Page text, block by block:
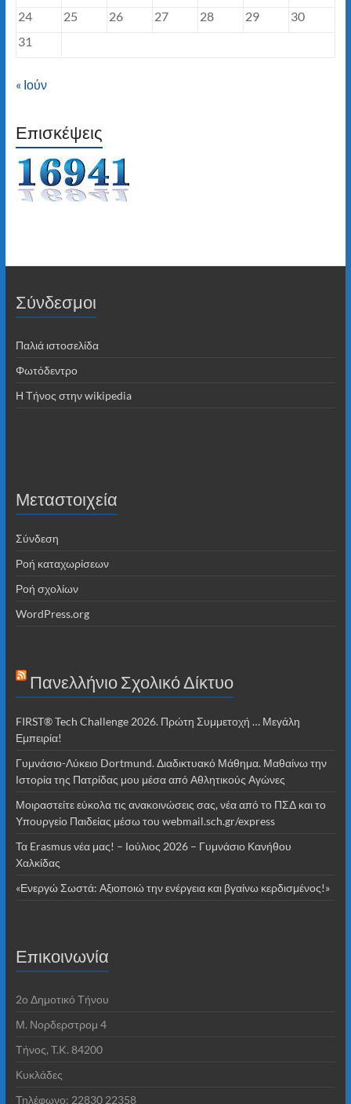
24
25 26 27 28 29
30
31
« Ιούν
Επισκέψεις
Σύνδεσμοι
Παλιά ιστοσελίδα
Φωτόδεντρο
Η Τήνος στην wikipedia
Μεταστοιχεία
Σύνδεση
Ροή καταχωρίσεων
Ροή σχολίων
WordPress.org
Πανελλήνιο Σχολικό Δίκτυο
FIRST® Tech Challenge 2026. Πρώτη Συμμετοχή … Μεγάλη
Εμπειρία!
Γυμνάσιο-Λύκειο Dortmund. Διαδικτυακό Μάθημα. Μαθαίνω την
Ιστορία της Πατρίδας μου μέσα από Αθλητικούς Αγώνες
Μοιραστείτε εύκολα τις ανακοινώσεις σας, νέα από το ΠΣΔ και το
Υπουργείο Παιδείας μέσω του webmail.sch.gr/express
Τα Erasmus νέα μας! – Ιούλιος 2026 – Γυμνάσιο Κανήθου
Χαλκίδας
«Ενεργώ Σωστά: Αξιοποιώ την ενέργεια και βγαίνω κερδισμένος!»
Επικοινωνία
2o Δημοτικό Τήνου
Μ. Νορδερστρομ 4
Τήνος, T.K. 84200
Κυκλάδες
Τηλέφωνο: 22830 22358